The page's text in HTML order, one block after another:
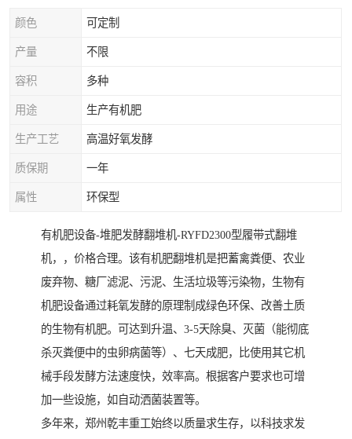
颜色 可定制
产量 不限
容积 多种
用途 生产有机肥
生产工艺 高温好氧发酵
质保期 一年
属性 环保型
有机肥设备-堆肥发酵翻堆机-RYFD2300型履带式翻堆
机，，价格合理。该有机肥翻堆机是把蓄禽粪便、农业
废弃物、糖厂滤泥、污泥、生活垃圾等污染物，生物有
机肥设备通过耗氧发酵的原理制成绿色环保、改善土质
的生物有机肥。可达到升温、3-5天除臭、灭菌（能彻底
杀灭粪便中的虫卵病菌等）、七天成肥，比使用其它机
械手段发酵方法速度快，效率高。根据客户要求也可增
加一些设施，如自动洒菌装置等。
多年来，郑州乾丰重工始终以质量求生存，以科技求发